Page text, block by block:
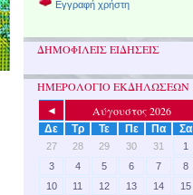
Εγγραφή χρήστη
ΔΗΜΟΦΙΛΕΙΣ ΕΙΔΗΣΕΙΣ
ΗΜΕΡΟΛΟΓΙΟ ΕΚΔΗΛΩΣΕΩΝ
◄ Αύγουστος 2026
Δε
Τρ Τε Πε Πα Σα
27 28 29 30 31 1
3
4 5 6 7 8
10
11 12 13 14 15